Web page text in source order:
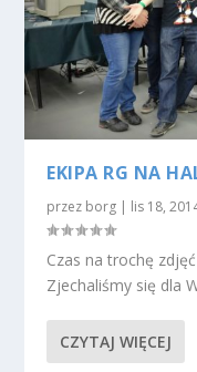
EKIPA RG NA
przez borg | lis 18,
Czas na trochę
Zjechaliśmy się dla
CZYTAJ WIĘCEJ